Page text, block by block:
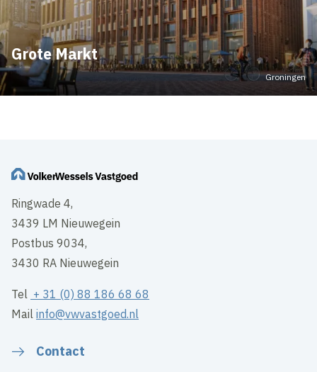
Grote Markt
Groningen
Ringwade 4,
3439 LM Nieuwegein
Postbus 9034,
3430 RA Nieuwegein
Tel + 31 (0) 88 186 68 68
Mailinfo@vwvastgoed.nl
Contact